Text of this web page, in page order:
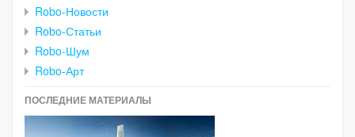
Robo-Новости
Robo-Статьи
Robo-Шум
Robo-Арт
ПОСЛЕДНИЕ МАТЕРИАЛЫ